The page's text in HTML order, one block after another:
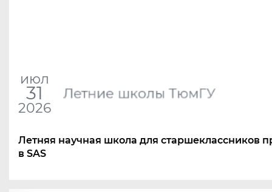
июл
31
2026
Летние школы ТюмГУ
Летняя научная школа для старшеклассников
в SAS